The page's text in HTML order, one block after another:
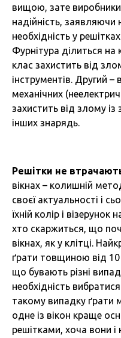
вищою, зате виробники
надійність, заявляючи
необхідність у
Фурнітура ділиться на
клас захистить від
інструментів. Другий –
механічних
захистить від злому
інших знарядь.
Решітки не
вікнах – колишній
своєї актуальності і
їхній колір і візерунок
хто скаржиться, що
вікнах, як у клітці.
ґрати товщиною від
що бувають різні
необхідність
такому випадку
одне із вікон краще
решітками, хоча вони і